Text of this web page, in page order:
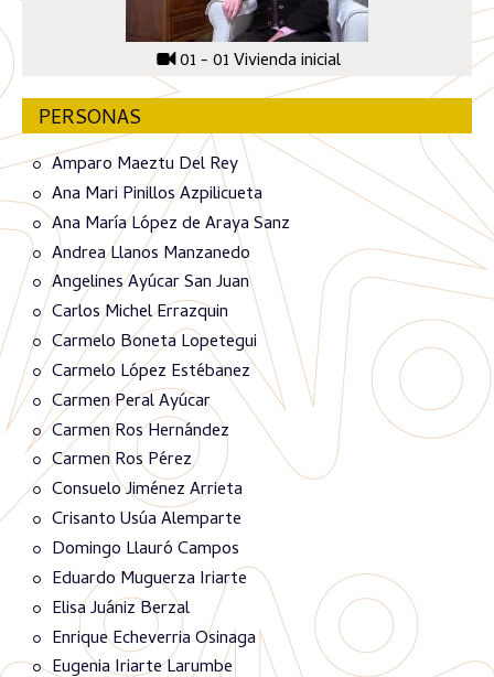
01 - 01 Vivienda inicial
PERSONAS
Amparo Maeztu Del Rey
Ana Mari Pinillos Azpilicueta
Ana María López de Araya Sanz
Andrea Llanos Manzanedo
Angelines Ayúcar San Juan
Carlos Michel Errazquin
Carmelo Boneta Lopetegui
Carmelo López Estébanez
Carmen Peral Ayúcar
Carmen Ros Hernández
Carmen Ros Pérez
Consuelo Jiménez Arrieta
Crisanto Usúa Alemparte
Domingo Llauró Campos
Eduardo Muguerza Iriarte
Elisa Juániz Berzal
Enrique Echeverria Osinaga
Eugenia Iriarte Larumbe